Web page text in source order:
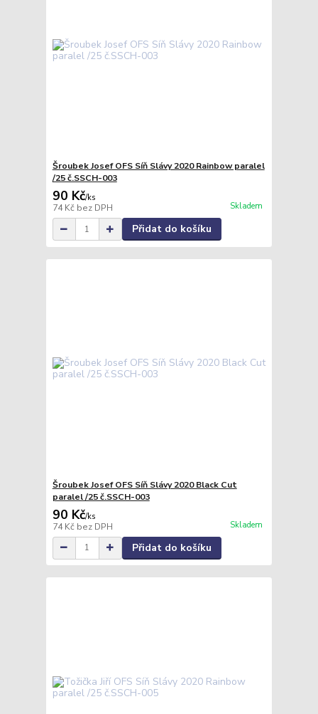
Šroubek Josef OFS Síň Slávy 2020 Rainbow paralel
/25 č.SSCH-003
90 Kč/ks
74 Kč bez DPH Skladem
Přidat do košíku
Šroubek Josef OFS Síň Slávy 2020 Black Cut
paralel /25 č.SSCH-003
90 Kč/ks
74 Kč bez DPH Skladem
Přidat do košíku